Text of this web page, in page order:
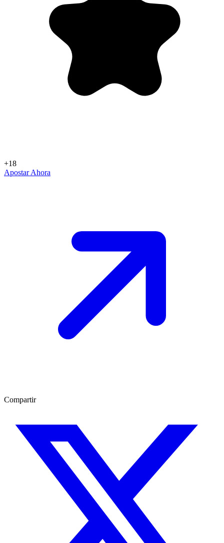
+18
Apostar Ahora
Compartir